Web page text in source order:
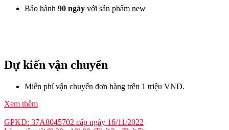
Bảo hành 90 ngày với sản phẩm new
Dự kiến vận chuyển
Miễn phí vận chuyển đơn hàng trên 1 triệu VND.
Xem thêm
GPKD: 37A8045702 cấp ngày 16/11/2022